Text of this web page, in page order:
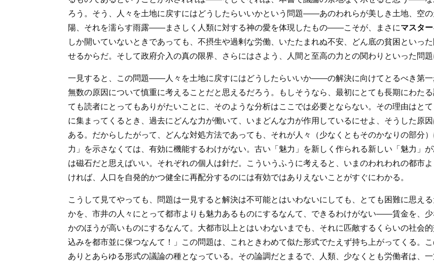
ろう。そう、人々を土地に戻すにはどうしたらいいかという問題――あのわれらが美しき土地、空
陽、それを濡らす雨露――まさしく人類に対する神の愛を体現したもの――こそが、まさにマスタ
しか開いていないときであっても、不摂生や過剰な労働、いたたまれぬ不安、どん底の貧困といっ
せるからだ。そして政府介入の真の限界、さらにはさよう、人間と至高の力との関わりといった問題
一見すると、この問題――人々を土地に戻すにはどうしたらいいか――の解決に向けてとるべき第一
無数の原因について慎重に考えることだと思えるだろう。もしそうなら、最初にとても長期にわた
ても読者にとってもありがたいことに、そのような分析はここでは必要とならない。その理由はと
に集まってくるとき、過去にどんな力が働いて、いまどんな力が作用しているにせよ、そうした原
ある。だからしたがって、どんな対処方法であっても、それが人々（少なくともそのかなりの部分
力」を示さなくては、有効に機能するわけがない。古い「魅力」を新しく作られる新しい「魅力」
は磁石だと思えばいい。それぞれの個人は針だ。こういうふうに考えると、いまのわれわれの都市
ければ、人口を自発的かつ健全に再配分するのには有効ではありえないことがすぐにわかる。
こうして見てやっても、問題は一見すると解決は不可能とはいわないにしても、とても困難に思え
かを、市井の人々にとって都市よりも魅力あるものにするなんて、できるわけがない――賃金を、
かのほうが高いものにするなんて。大都市以上とはいわないまでも、それに匹敵するくらいの社会
込みを都市並に保つなんて！」この問題は、これときわめて似た形式でたえず持ち上がってくる。
ありとあらゆる形式の議論の種となっている。その論調だとまるで、人類、少なくとも労働者は、